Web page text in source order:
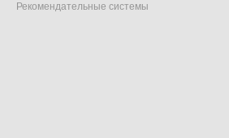
Рекомендательные системы